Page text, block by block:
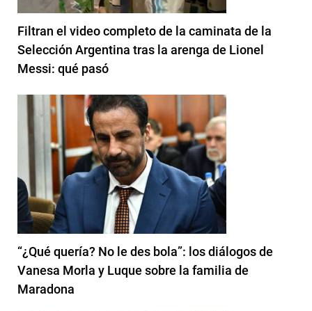
Filtran el video completo de la caminata de la
Selección Argentina tras la arenga de Lionel
Messi: qué pasó
“¿Qué quería? No le des bola”: los diálogos de
Vanesa Morla y Luque sobre la familia de
Maradona